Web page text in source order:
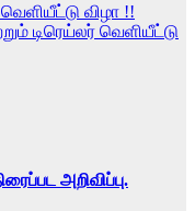
விழா !!
டிரெய்லர் வெளியீட்டு
அறிவிப்பு.